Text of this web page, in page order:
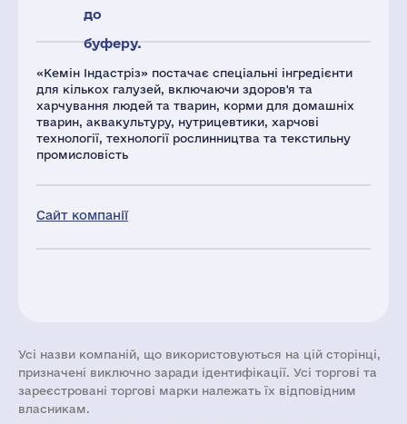
«Кемін Індастріз» постачає спеціальні інгредієнти
для кількох галузей, включаючи здоров'я та
харчування людей та тварин, корми для домашніх
тварин, аквакультуру, нутрицевтики, харчові
технології, технології рослинництва та текстильну
промисловість
Сайт компанії
до
буферу.
Усі назви компаній, що використовуються на цій сторінці,
призначені виключно заради ідентифікації. Усі торгові та
зареєстровані торгові марки належать їх відповідним
власникам.